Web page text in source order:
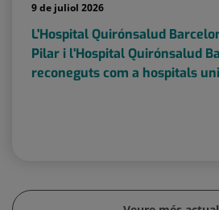
9 de juliol 2026
L'Hospital Quirónsalud
Pilar i l'Hospital Quirónsalud
reconeguts com a hospitals